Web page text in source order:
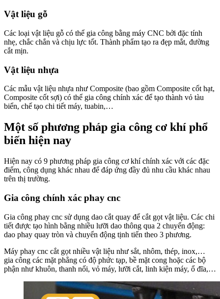
Vật liệu gỗ
Các loại vật liệu gỗ có thể gia công bằng máy CNC bởi đặc tính
nhẹ, chắc chắn và chịu lực tốt. Thành phẩm tạo ra đẹp mắt, đường
cắt mịn.
Vật liệu nhựa
Các mẫu vật liệu nhựa như Composite (bao gồm Composite cốt hạt,
Composite cốt sợi) có thể gia công chính xác để tạo thành vỏ tàu
biển, chế tạo chi tiết máy, tuabin,…
Một số phương pháp gia công cơ khí phổ
biến hiện nay
Hiện nay có 9 phương pháp gia công cơ khí chính xác với các đặc
điểm, công dụng khác nhau để đáp ứng đầy đủ nhu cầu khác nhau
trên thị trường.
Gia công chính xác phay cnc
Gia công phay cnc sử dụng dao cắt quay để cắt gọt vật liệu. Các chi
tiết được tạo hình bằng nhiều lưỡi dao thông qua 2 chuyển động:
dao phay quay tròn và chuyển động tịnh tiến theo 3 phương.
Máy phay cnc cắt gọt nhiều vật liệu như sắt, nhôm, thép, inox,…
gia công các mặt phẳng có độ phức tạp, bề mặt cong hoặc các bộ
phận như khuôn, thanh nối, vỏ máy, lưỡi cắt, linh kiện máy, ổ đĩa,…